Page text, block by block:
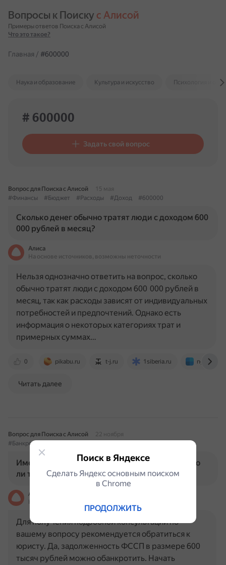
Вопросы к Поиску с Алисой
Примеры ответов Поиска с Алисой
Что это такое?
Главная / #600000
Наука и образование Культура и искусство Психология и
# 600000
Задать свой вопрос
Вопрос для Поиска с Алисой
15 мая
#Финансы
#Бюджет #Расходы #Доход #600000
Сколько денег обычно тратят люди с доходом 600
000 рублей в месяц?
Алиса
На основе источников, возможны неточности
0 pikabu.ru t-j.ru 1siberia.ru ngs55.ru
Нельзя однозначно ответить на вопрос, сколько
обычно тратят люди с доходом 600 000 рублей в
месяц, так как расходы зависят от индивидуальных
потребностей и предпочтений. Однако есть
информация о некоторых категориях трат и
примерных суммах…
Читать далее
Вопрос для Поиска с Алисой
22 ноября
#Банкротство
Имею задолженность ФССП 600тыс.руб, можно
ли такой долг обанкротить?
Алиса
Для получения подробной консультации по
вашему вопросу рекомендуется обратиться к
юристу. Да, задолженность ФССП в размере 600
тысяч рублей можно обанкротить. Начать
Поиск в Яндексе
Сделать Яндекс основным поиском
в Сhrome
ПРОДОЛЖИТЬ